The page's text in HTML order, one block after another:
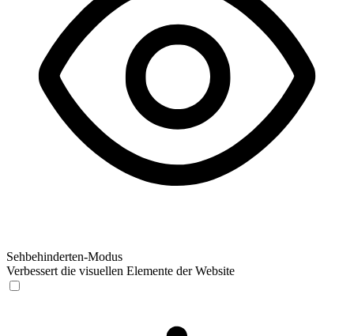
Sehbehinderten-Modus
Verbessert die visuellen Elemente der Website